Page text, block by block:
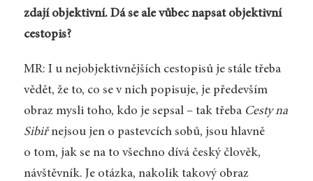
zdají objektivní. Dá se ale vůbec napsat objektivní
cestopis?
MR: I u nejobjektivnějších cestopisů je stále třeba
vědět, že to, co se v nich popisuje, je především
obraz mysli toho, kdo je sepsal – tak třeba Cesty na
Sibiřnejsou jen o pastevcích sobů, jsou hlavně
o tom, jak se na to všechno dívá český člověk,
návštěvník. Je otázka, nakolik takový obraz